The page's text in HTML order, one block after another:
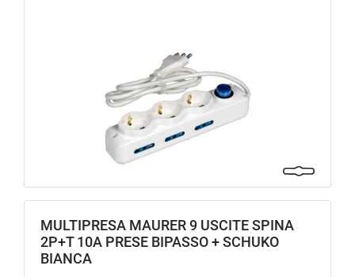
MULTIPRESA MAURER 9 USCITE SPINA
2P+T 10A PRESE BIPASSO + SCHUKO
BIANCA